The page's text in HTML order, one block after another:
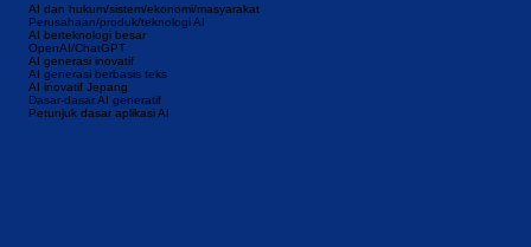
AI dan hukum/sistem/ekonomi/masyarakat
Perusahaan/produk/teknologi AI
AI berteknologi besar
OpenAI/ChatGPT
AI generasi inovatif
AI generasi berbasis teks
AI inovatif Jepang
Dasar-dasar AI generatif
Petunjuk dasar aplikasi AI